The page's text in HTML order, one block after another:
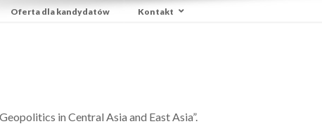
Oferta dla kandydatów Kontakt
in Central Asia and East Asia”.